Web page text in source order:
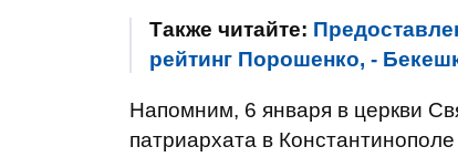
Также читайте:
рейтинг Порошенко, -
Напомним, 6 января в церкви
патриархата в